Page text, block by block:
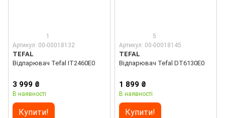
1
Артикул: 00-00018132
TEFAL
Відпарювач Tefal IT2460E0
3 999 ₴
В наявності
Купити!
5
Артикул: 00-00018145
TEFAL
Відпарювач Tefal DT6130E0
1 899 ₴
В наявності
Купити!